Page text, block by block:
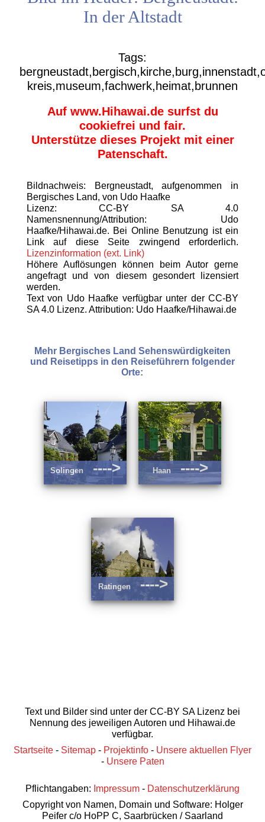
In der Altstadt
Tags:
kreis,museum,fachwerk,heimat,brunnen
Auf www.Hihawai.de surfst du
cookiefrei und fair.
Unterstütze dieses Projekt mit einer
Patenschaft.
Bildnachweis: Bergneustadt, aufgenommen in
Bergisches Land, von Udo Haafke
Lizenz: CC-BY SA 4.0
Namensnennung/Attribution: Udo
Haafke/Hihawai.de. Bei Online Benutzung ist ein
Link auf diese Seite zwingend erforderlich.
Lizenzinformation (ext. Link)
Höhere Auflösungen können beim Autor gerne
angefragt und von diesem gesondert lizensiert
werden.
Text von Udo Haafke verfügbar unter der CC-BY
SA 4.0 Lizenz. Attribution: Udo Haafke/Hihawai.de
Mehr Bergisches Land Sehenswürdigkeiten
und Reisetipps in den Reiseführern folgender
Orte:
Solingen ----> Haan ---->
Ratingen ---->
Text und Bilder sind unter der CC-BY SA Lizenz bei
Nennung des jeweiligen Autoren und Hihawai.de
verfügbar.
Startseite - Sitemap - Projektinfo - Unsere aktuellen Flyer
- Unsere Paten
Pflichtangaben: Impressum - Datenschutzerklärung
Copyright von Namen, Domain und Software: Holger
Peifer c/o HoPP C, Saarbrücken / Saarland